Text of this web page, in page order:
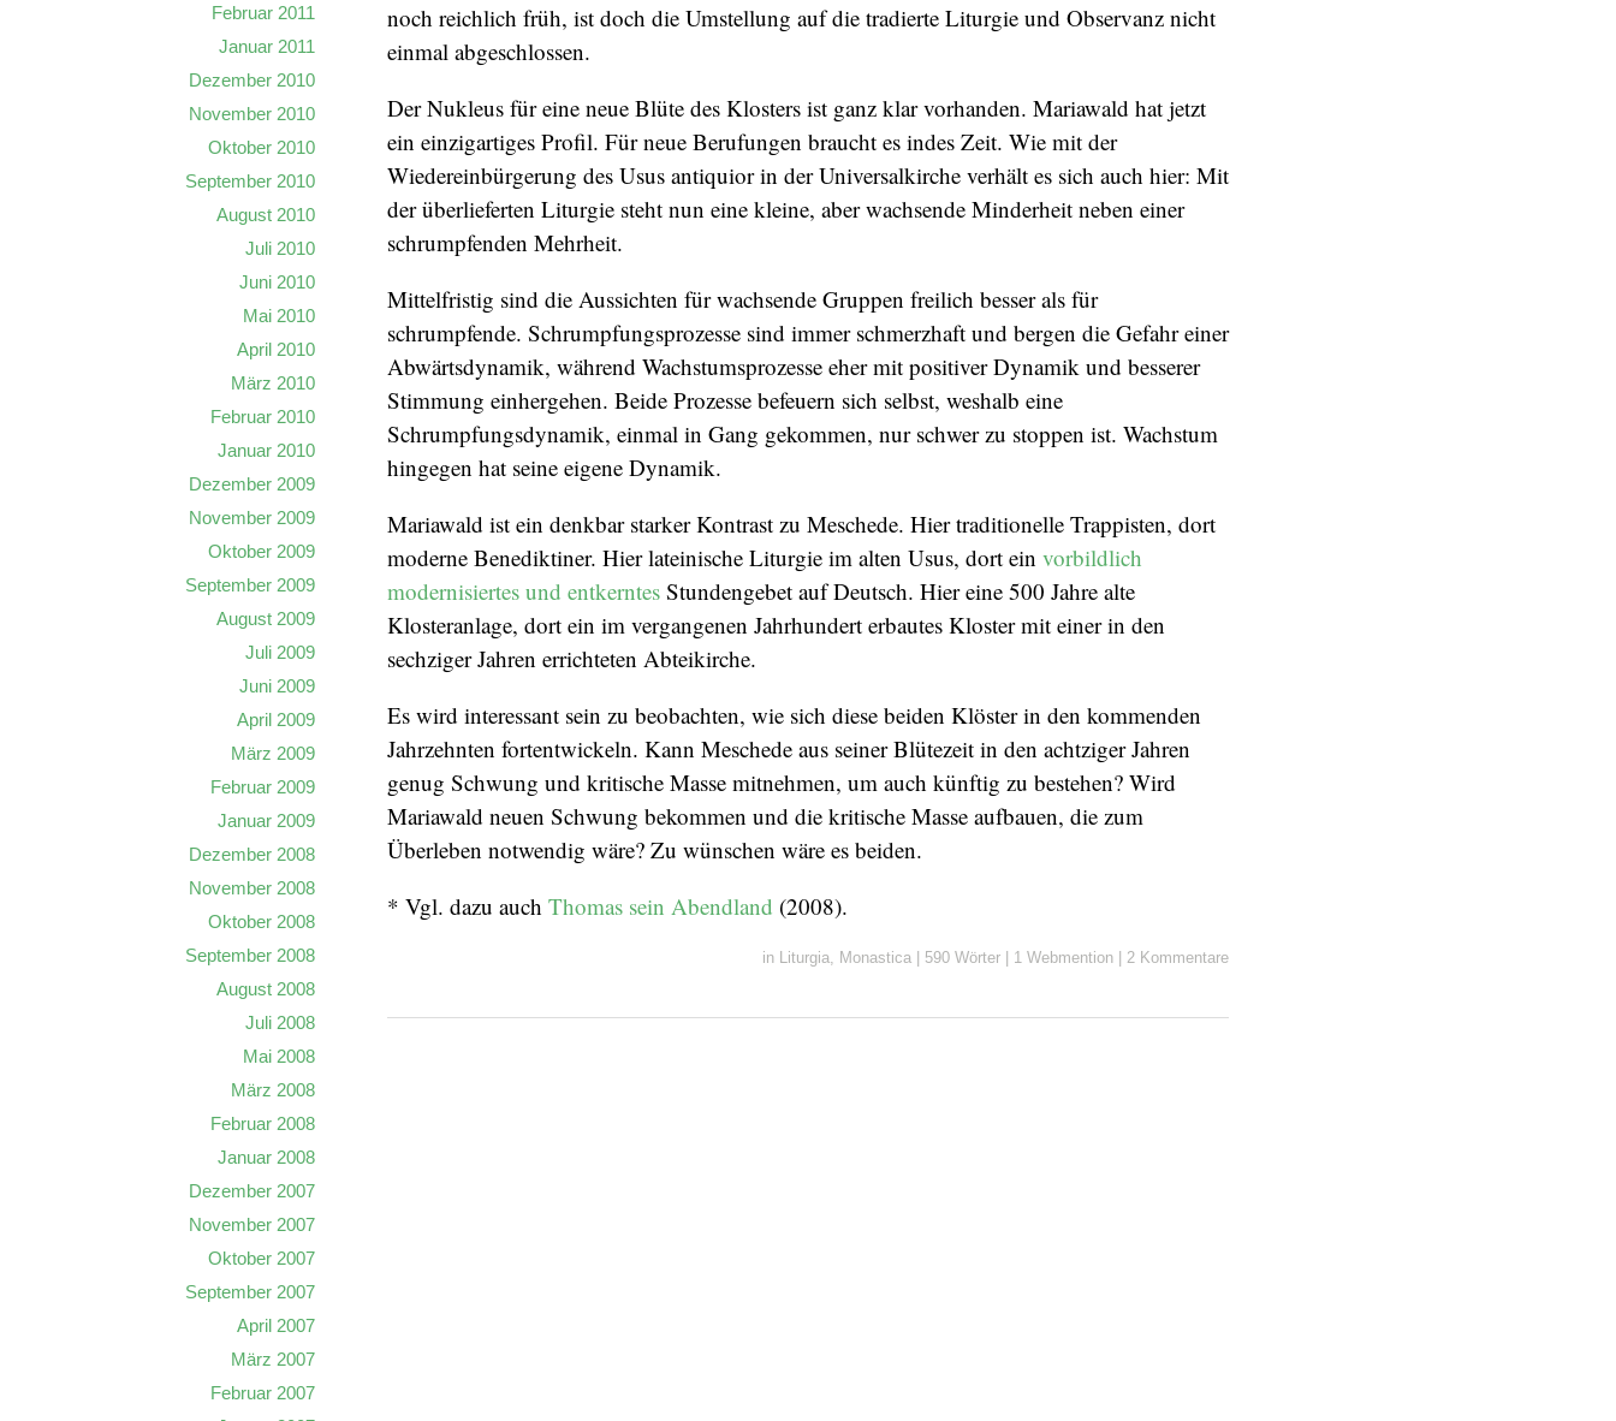
noch reichlich früh, ist doch die Umstellung auf die tradierte Liturgie und Observanz nicht
einmal abgeschlossen.
Der Nukleus für eine neue Blüte des Klosters ist ganz klar vorhanden. Mariawald hat jetzt
ein einzigartiges Profil. Für neue Berufungen braucht es indes Zeit. Wie mit der
Wiedereinbürgerung des Usus antiquior in der Universalkirche verhält es sich auch hier: Mit
der überlieferten Liturgie steht nun eine kleine, aber wachsende Minderheit neben einer
schrumpfenden Mehrheit.
Mittelfristig sind die Aussichten für wachsende Gruppen freilich besser als für
schrumpfende. Schrumpfungsprozesse sind immer schmerzhaft und bergen die Gefahr einer
Abwärtsdynamik, während Wachstumsprozesse eher mit positiver Dynamik und besserer
Stimmung einhergehen. Beide Prozesse befeuern sich selbst, weshalb eine
Schrumpfungsdynamik, einmal in Gang gekommen, nur schwer zu stoppen ist. Wachstum
hingegen hat seine eigene Dynamik.
Mariawald ist ein denkbar starker Kontrast zu Meschede. Hier traditionelle Trappisten, dort
moderne Benediktiner. Hier lateinische Liturgie im alten Usus, dort ein vorbildlich
modernisiertes und entkerntes Stundengebet auf Deutsch. Hier eine 500 Jahre alte
Klosteranlage, dort ein im vergangenen Jahrhundert erbautes Kloster mit einer in den
sechziger Jahren errichteten Abteikirche.
Es wird interessant sein zu beobachten, wie sich diese beiden Klöster in den kommenden
Jahrzehnten fortentwickeln. Kann Meschede aus seiner Blütezeit in den achtziger Jahren
genug Schwung und kritische Masse mitnehmen, um auch künftig zu bestehen? Wird
Mariawald neuen Schwung bekommen und die kritische Masse aufbauen, die zum
Überleben notwendig wäre? Zu wünschen wäre es beiden.
* Vgl. dazu auch Thomas sein Abendland (2008).
in Liturgia Monastica | 590 Wörter | 1 Webmention | 2 Kommentare
Februar 2011
Januar 2011
Dezember 2010
November 2010
Oktober 2010
September 2010
August 2010
Juli 2010
Juni 2010
Mai 2010
April 2010
März 2010
Februar 2010
Januar 2010
Dezember 2009
November 2009
Oktober 2009
September 2009
August 2009
Juli 2009
Juni 2009
April 2009
März 2009
Februar 2009
Januar 2009
Dezember 2008
November 2008
Oktober 2008
September 2008
August 2008
Juli 2008
Mai 2008
März 2008
Februar 2008
Januar 2008
Dezember 2007
November 2007
Oktober 2007
September 2007
April 2007
März 2007
Februar 2007